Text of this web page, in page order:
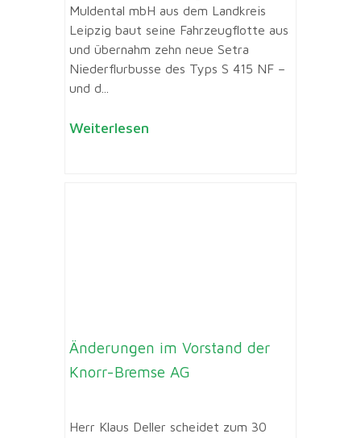
Muldental mbH aus dem Landkreis
Leipzig baut seine Fahrzeugflotte aus
und übernahm zehn neue Setra
Niederflurbusse des Typs S 415 NF –
und d...
Weiterlesen
Änderungen im Vorstand der
Knorr-Bremse AG
Herr Klaus Deller scheidet zum 30